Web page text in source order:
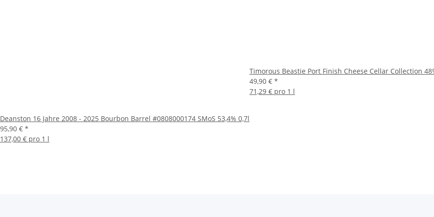
Deanston 16 Jahre 2008 - 2025 Bourbon Barrel #0808000174 SMoS 53,4% 0,7l
95,90 € *
137,00 € pro 1 l
Timorous Beastie Port Finish Cheese Cellar Collection
49,90 € *
71,29 € pro 1 l